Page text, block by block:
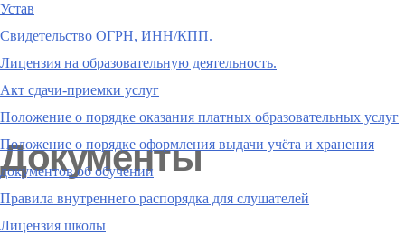
Устав
Свидетельство ОГРН, ИНН/КПП.
Лицензия на образовательную деятельность.
Акт сдачи-приемки услуг
Положение о порядке оказания платных образовательных услуг
Положение о порядке оформления выдачи учёта и хранения
документов об обучении
Правила внутреннего распорядка для слушателей
Лицензия школы